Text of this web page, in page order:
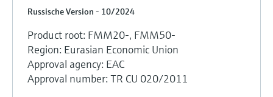
Russische Version - 10/2024
Product root: FMM20-, FMM50-
Region: Eurasian Economic Union
Approval agency: EAC
Approval number: TR CU 020/2011